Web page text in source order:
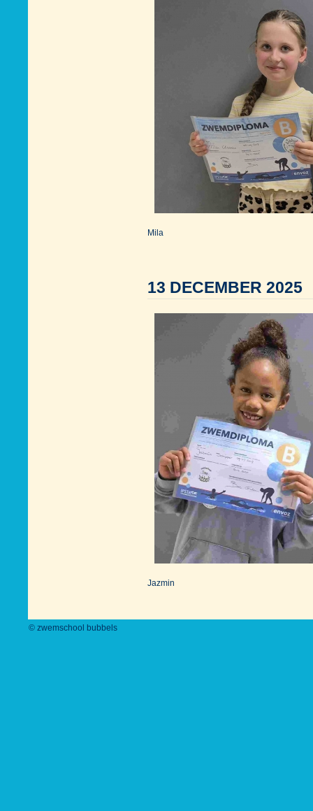
Mila
13 DECEMBER 2025
Jazmin
© zwemschool bubbels